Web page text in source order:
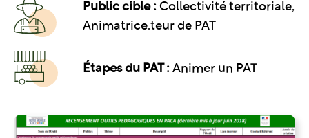
Public cible : Collectivité territoriale,
Animatrice.teur de PAT
Étapes du PAT : Animer un PAT